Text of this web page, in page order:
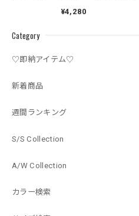
Category
♡即納アイテム♡
新着商品
週間ランキング
S/S Collection
A/W Collection
カラー検索
¥4,280